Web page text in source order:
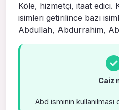
Köle, hizmetçi, itaat edici.
isimleri getirilince bazı
Abdullah, Abdurrahim,
Caiz
Abd isminin kullanılması